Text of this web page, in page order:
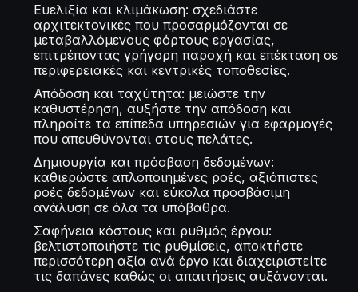
Ευελιξία και κλιμάκωση: σχεδιάστε
αρχιτεκτονικές που προσαρμόζονται σε
μεταβαλλόμενους φόρτους εργασίας,
επιτρέποντας γρήγορη παροχή και επέκταση σε
περιφερειακές και κεντρικές τοποθεσίες.
Απόδοση και ταχύτητα: μειώστε την
καθυστέρηση, αυξήστε την απόδοση και
πληροίτε τα επίπεδα υπηρεσιών για εφαρμογές
που απευθύνονται στους πελάτες.
Δημιουργία και πρόσβαση δεδομένων:
καθιερώστε απλοποιημένες ροές, αξιόπιστες
ροές δεδομένων και εύκολα προσβάσιμη
ανάλυση σε όλα τα υπόβαθρα.
Σαφήνεια κόστους και ρυθμός έργου:
βελτιστοποιήστε τις ρυθμίσεις, αποκτήστε
περισσότερη αξία ανά έργο και διαχειριστείτε
τις δαπάνες καθώς οι απαιτήσεις αυξάνονται.